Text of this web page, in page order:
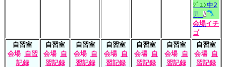
ｼﾞｭﾝ中2
男
会場イチ
ゴ
自習室
会場 自習
記録
自習室
会場 自
習記録
自習室
会場 自
習記録
自習室
会場 自
習記録
自習室
会場 自
習記録
自習室
会場 自
習記録
自習室
会場 自
習記録